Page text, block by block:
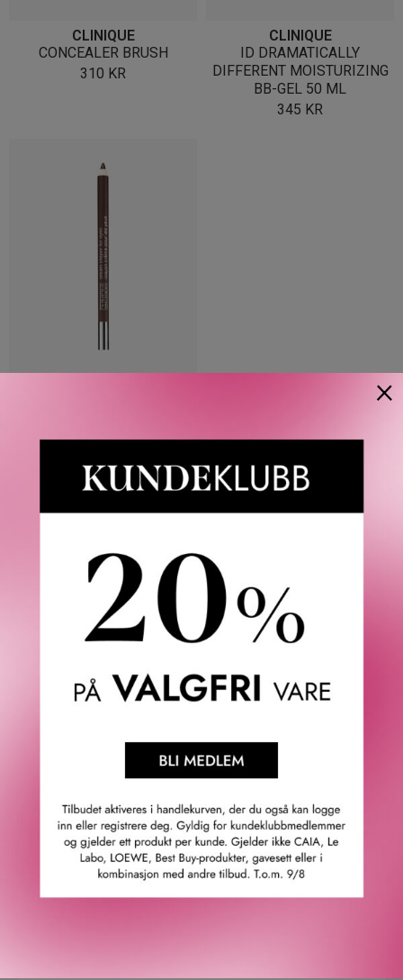
CLINIQUE
CONCEALER BRUSH
310 KR
CLINIQUE
ID DRAMATICALLY
DIFFERENT MOISTURIZING
BB-GEL 50 ML
345 KR
260KR
2 VARIANTER
Våre kunder om oss
4.9/5
Basert på 21963 verifiserte omtaler.Se alle omtaler.
Anette L. 06/08/2026
×